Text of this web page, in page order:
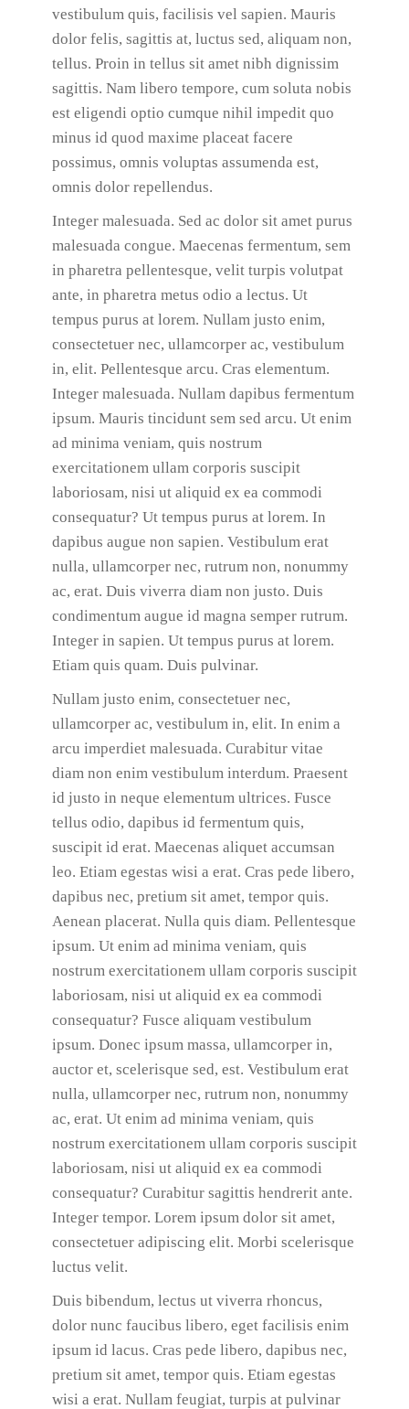
vestibulum quis, facilisis vel sapien. Mauris
dolor felis, sagittis at, luctus sed, aliquam non,
tellus. Proin in tellus sit amet nibh dignissim
sagittis. Nam libero tempore, cum soluta nobis
est eligendi optio cumque nihil impedit quo
minus id quod maxime placeat facere
possimus, omnis voluptas assumenda est,
omnis dolor repellendus.
Integer malesuada. Sed ac dolor sit amet purus
malesuada congue. Maecenas fermentum, sem
in pharetra pellentesque, velit turpis volutpat
ante, in pharetra metus odio a lectus. Ut
tempus purus at lorem. Nullam justo enim,
consectetuer nec, ullamcorper ac, vestibulum
in, elit. Pellentesque arcu. Cras elementum.
Integer malesuada. Nullam dapibus fermentum
ipsum. Mauris tincidunt sem sed arcu. Ut enim
ad minima veniam, quis nostrum
exercitationem ullam corporis suscipit
laboriosam, nisi ut aliquid ex ea commodi
consequatur? Ut tempus purus at lorem. In
dapibus augue non sapien. Vestibulum erat
nulla, ullamcorper nec, rutrum non, nonummy
ac, erat. Duis viverra diam non justo. Duis
condimentum augue id magna semper rutrum.
Integer in sapien. Ut tempus purus at lorem.
Etiam quis quam. Duis pulvinar.
Nullam justo enim, consectetuer nec,
ullamcorper ac, vestibulum in, elit. In enim a
arcu imperdiet malesuada. Curabitur vitae
diam non enim vestibulum interdum. Praesent
id justo in neque elementum ultrices. Fusce
tellus odio, dapibus id fermentum quis,
suscipit id erat. Maecenas aliquet accumsan
leo. Etiam egestas wisi a erat. Cras pede libero,
dapibus nec, pretium sit amet, tempor quis.
Aenean placerat. Nulla quis diam. Pellentesque
ipsum. Ut enim ad minima veniam, quis
nostrum exercitationem ullam corporis suscipit
laboriosam, nisi ut aliquid ex ea commodi
consequatur? Fusce aliquam vestibulum
ipsum. Donec ipsum massa, ullamcorper in,
auctor et, scelerisque sed, est. Vestibulum erat
nulla, ullamcorper nec, rutrum non, nonummy
ac, erat. Ut enim ad minima veniam, quis
nostrum exercitationem ullam corporis suscipit
laboriosam, nisi ut aliquid ex ea commodi
consequatur? Curabitur sagittis hendrerit ante.
Integer tempor. Lorem ipsum dolor sit amet,
consectetuer adipiscing elit. Morbi scelerisque
luctus velit.
Duis bibendum, lectus ut viverra rhoncus,
dolor nunc faucibus libero, eget facilisis enim
ipsum id lacus. Cras pede libero, dapibus nec,
pretium sit amet, tempor quis. Etiam egestas
wisi a erat. Nullam feugiat, turpis at pulvinar